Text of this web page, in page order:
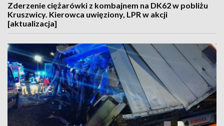
Zderzenie ciężarówki z kombajnem na DK62 w pobliżu
Kruszwicy. Kierowca uwięziony, LPR w akcji
[aktualizacja]